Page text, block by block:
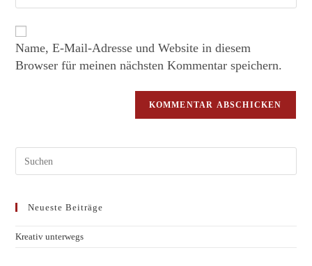
Name, E-Mail-Adresse und Website in diesem
Browser für meinen nächsten Kommentar speichern.
Neueste Beiträge
Kreativ unterwegs